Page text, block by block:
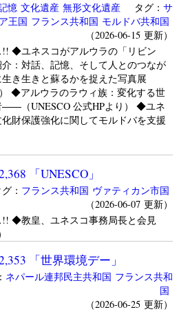
憶 文化遺産 無形文化遺産タグ： サ
王国 フランス共和国 モルドバ共和国
（2026-06-15 更新）
◆ユネスコがアルウラの「リビン
：対話、記憶、そして人とのつなが
き生きと蘇るかを捉えた写真展
◆アルウラのラウィ族：変化する世
――（UNESCO 公式HPより） ◆ユネ
財保護強化に関してモルドバを支援
「UNESCO」
： フランス共和国 ヴァティカン市国
（2026-06-07 更新）
◆教皇、ユネスコ事務局長と会見
「世界環境デー」
ネパール連邦民主共和国 フランス共和
国
（2026-06-25 更新）